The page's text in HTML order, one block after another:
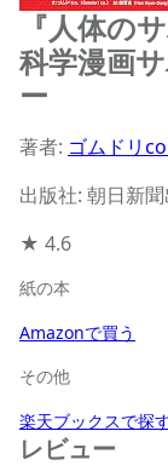
『人体の
科学漫画
ー
著者: ゴムドリ
出版社: 朝日新聞
★ 4.6
紙の本
Amazonで買う
その他
楽天ブックスで探
レビュー